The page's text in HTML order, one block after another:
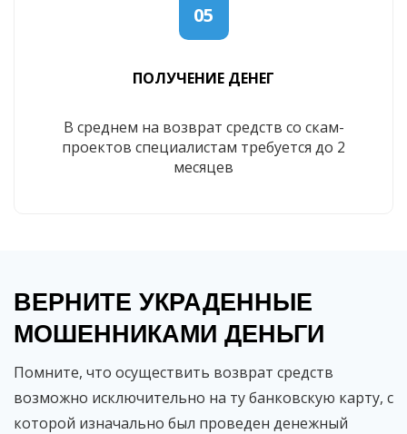
05
ПОЛУЧЕНИЕ ДЕНЕГ
В среднем на возврат средств со скам-
проектов специалистам требуется до 2
месяцев
ВЕРНИТЕ УКРАДЕННЫЕ
МОШЕННИКАМИ ДЕНЬГИ
Помните, что осуществить возврат средств
возможно исключительно на ту банковскую карту, с
которой изначально был проведен денежный